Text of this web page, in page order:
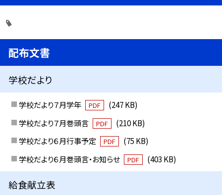
配布文書
学校だより
学校だより７月学年 PDF
(247 KB)
学校だより７月巻頭言
PDF
(210 KB)
学校だより６月行事予定
PDF
(75 KB)
学校だより６月巻頭言・お知らせ
PDF (403 KB)
給食献立表